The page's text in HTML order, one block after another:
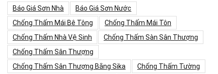
Báo Giá Sơn Nhà
Báo Giá Sơn Nước
Chống Thấm Mái Bê Tông
Chống Thấm Mái Tôn
Chống Thấm Nhà Vệ Sinh
Chống Thấm Sàn Sân Thượng
Chống Thấm Sân Thượng
Chống Thấm Sân Thượng Bằng Sika
Chống Thấm Tường